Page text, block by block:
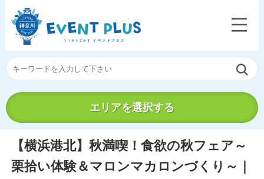
エリアを選択する
【横浜港北】秋満喫！食欲の秋フェア～
栗拾い体験＆マロンマカロンづくり～｜